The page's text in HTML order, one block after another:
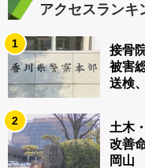
アクセスランキ
1
接骨
被害
送検
2
土木
改善
岡山